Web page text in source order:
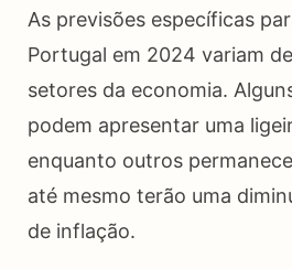
As previsões específicas
Portugal em 2024 variam
setores da economia.
podem apresentar uma
enquanto outros
até mesmo terão uma
de inflação.